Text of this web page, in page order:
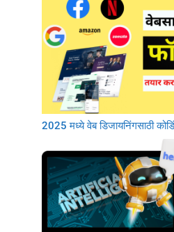
2025 मध्ये वेब डिजायनिंगसाठी